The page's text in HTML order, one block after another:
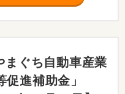
まぐち自動車産業
進補助金」